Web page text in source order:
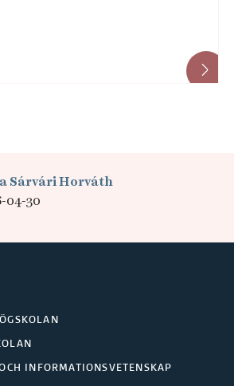
Sárvári Horváth
04-30
INFORMATIONSVETENSKAP